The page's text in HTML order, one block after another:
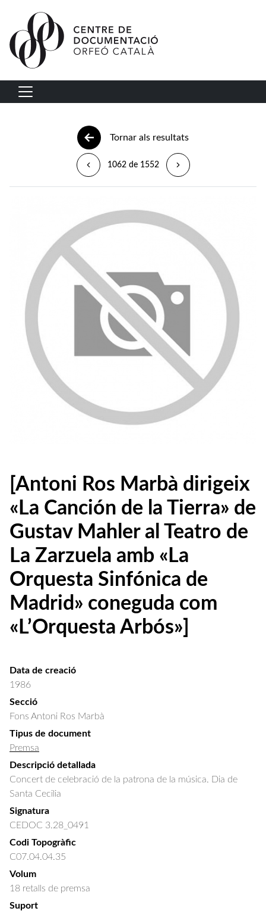
Vés al contingut
Navegació principal
Tornar als resultats
1062 de 1552
[Antoni Ros Marbà dirigeix
«La Canción de la Tierra» de
Gustav Mahler al Teatro de
La Zarzuela amb «La
Orquesta Sinfónica de
Madrid» coneguda com
«L’Orquesta Arbós»]
Data de creació
1986
Secció
Fons Antoni Ros Marbà
Tipus de document
Premsa
Descripció detallada
Concert de celebració de la patrona de la música. Dia de
Santa Cecilia
Signatura
CEDOC 3.28_0491
Codi Topogràfic
C07.04.04.35
Volum
18 retalls de premsa
Suport